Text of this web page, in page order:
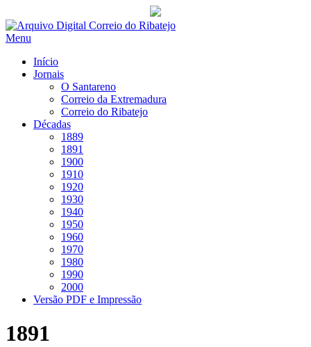
Saltar
para
Menu
Início
Jornais
O Santareno
Correio da Extremadura
Correio do Ribatejo
Décadas
1889
1891
1900
1910
1920
1930
1940
1950
1960
1970
1980
1990
2000
Versão PDF e Impressão
1891